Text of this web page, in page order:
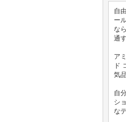
自
ー
な
通
ア
ド
気
自
シ
な